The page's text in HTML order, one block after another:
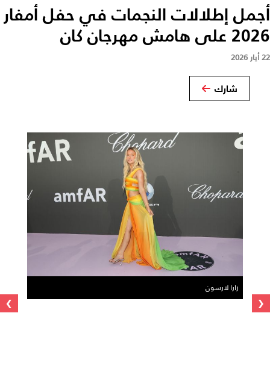
أجمل إطلالات النجمات في حفل أمفار
2026 على هامش مهرجان كان
22 أيار 2026
شارك
زارا لارسون ‹
›